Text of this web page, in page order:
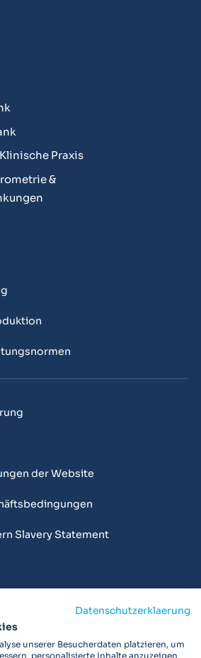
Praxis
&
der Website
Slavery Statement
Hersteller von Spirometern,
Filtern zur sicheren
Datenschutzerklaerung
unserer Besucherdaten platzieren, um
personalisierte Inhalte anzuzeigen